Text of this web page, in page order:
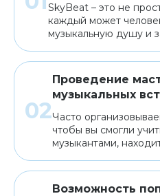
SkyBeat – это не
каждый может
музыкальную душу и
Проведение
музыкальных
Часто
чтобы вы смогли
музыкантами,
Возможность